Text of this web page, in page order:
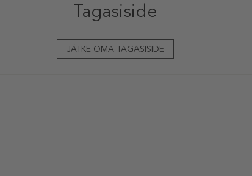
Tagasiside
JÄTKE OMA TAGASISIDE